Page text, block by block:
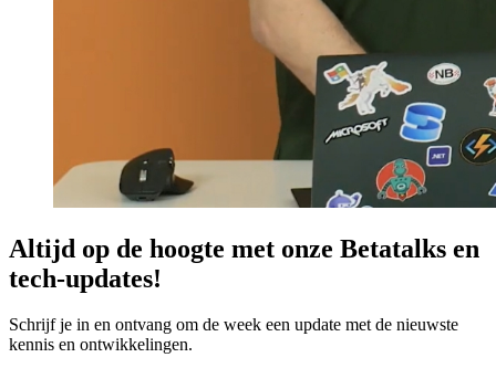
Altijd op de hoogte met onze Betatalks en
tech-updates!
Schrijf je in en ontvang om de week een update met de nieuwste
kennis en ontwikkelingen.